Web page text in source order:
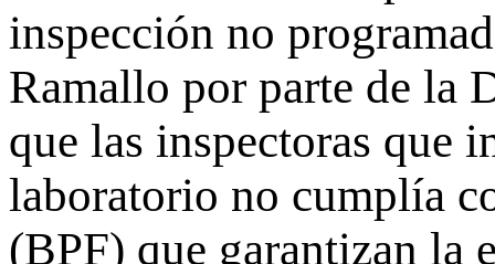
inspección no
Ramallo por parte de la
que las inspectoras que
laboratorio no cumplía
(BPF) que garantizan la